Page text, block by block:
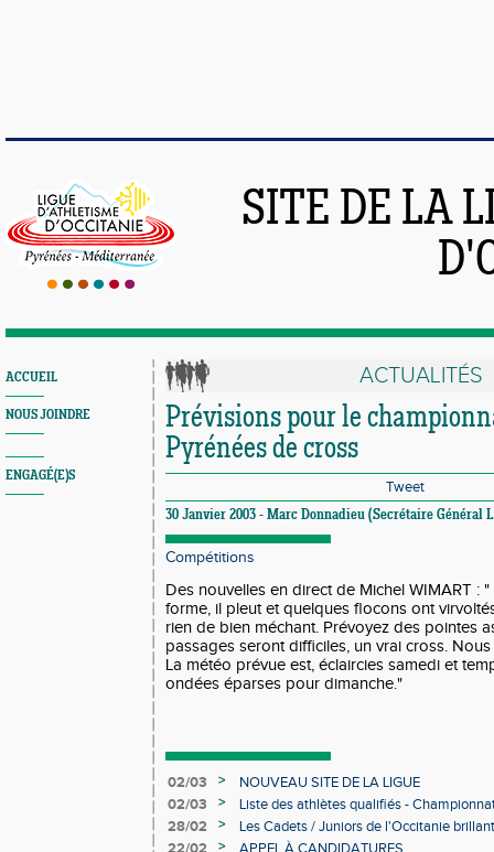
SITE DE LA
ACCUEIL
NOUS JOINDRE
ENGAGÉ(E)S
ACTUALITÉS
Prévisions pour le
Pyrénées de cross
Tweet
30 Janvier 2003 - Marc Donnadieu (Secrétaire Général
Compétitions
Des nouvelles en direct de Michel WIMART :
forme, il pleut et quelques flocons ont
rien de bien méchant. Prévoyez des pointes
passages seront difficiles, un vrai cross.
La météo prévue est, éclaircies samedi et
ondées éparses pour dimanche."
02/03 >
NOUVEAU SITE DE LA LIGUE
02/03
>
Liste des athlètes qualifiés -
Individuels en salle
28/02 >
Les Cadets / Juniors de l'Occitanie
>